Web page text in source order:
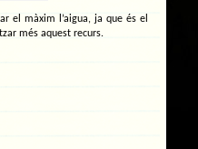
el màxim l’aigua, ja que és el
més aquest recurs.